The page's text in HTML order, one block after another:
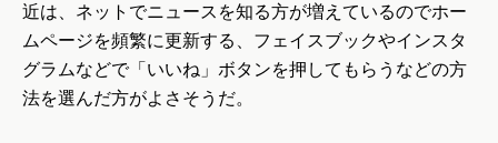
近は、ネットでニュースを知る方が増えているのでホー
ムページを頻繁に更新する、フェイスブックやインスタ
グラムなどで「いいね」ボタンを押してもらうなどの方
法を選んだ方がよさそうだ。